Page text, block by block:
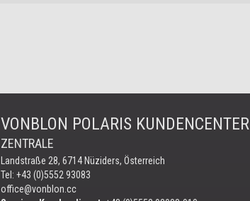
VONBLON POLARIS KUNDENCENTER
ZENTRALE
Landstraße 28, 6714 Nüziders, Österreich
Tel: +43 (0)5552 93083
office@vonblon.cc